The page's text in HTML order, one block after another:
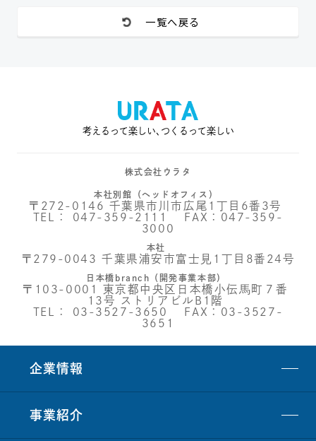
一覧へ戻る
考えるって楽しい､つくるって楽しい
株式会社ウラタ
本社別館（ヘッドオフィス）
〒272-0146 千葉県市川市広尾1丁目6番3号
TEL： 047-359-2111
FAX：047-359-
3000
本社
〒279-0043 千葉県浦安市富士見1丁目8番24号
日本橋branch（開発事業本部）
〒103-0001 東京都中央区日本橋小伝馬町７番
13号 ストリアビルB1階
TEL： 03-3527-3650
FAX：03-3527-
3651
企業情報
事業紹介